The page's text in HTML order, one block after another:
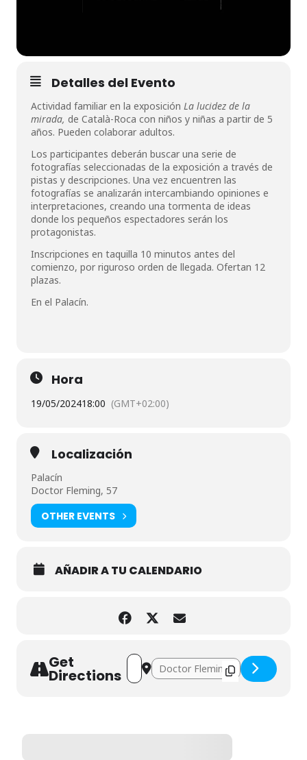
Detalles del Evento
Actividad familiar en la exposición La lucidez de la
mirada, de Català-Roca con niños y niñas a partir de 5
años. Pueden colaborar adultos.
Los participantes deberán buscar una serie de
fotografías seleccionadas de la exposición a través de
pistas y descripciones. Una vez encuentren las
fotografías se analizarán intercambiando opiniones e
interpretaciones, creando una tormenta de ideas
donde los pequeños espectadores serán los
protagonistas.
Inscripciones en taquilla 10 minutos antes del
comienzo, por riguroso orden de llegada. Ofertan 12
plazas.
En el Palacín.
Hora
19/05/202418:00 (GMT+02:00)
Localización
Palacín
Doctor Fleming, 57
OTHER EVENTS
AÑADIR A TU CALENDARIO
Get
Directions
Address - Juego con fotografías: ¿Qué
Destination Address - Juego con